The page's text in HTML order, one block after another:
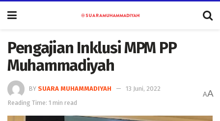
Pengajian Inklusi MPM PP
Muhammadiyah
BY SUARA MUHAMMADIYAH
13 Juni, 2022
Reading Time: 1 min read
AA